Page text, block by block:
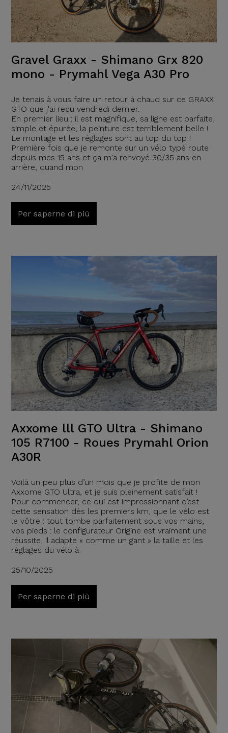
Gravel Graxx - Shimano Grx 820
mono - Prymahl Vega A30 Pro
Je tenais à vous faire un retour à chaud sur ce GRAXX
GTO que j'ai reçu vendredi dernier.
En premier lieu : il est magnifique, sa ligne est parfaite,
simple et épurée, la peinture est terriblement belle !
Le montage et les réglages sont au top du top !
Première fois que je remonte sur un vélo typé route
depuis mes 15 ans et ça m'a renvoyé 30/35 ans en
arrière, quand mon
24/11/2025
Per saperne di più
Axxome lll GTO Ultra - Shimano
105 R7100 - Roues Prymahl Orion
A30R
Voilà un peu plus d’un mois que je profite de mon
Axxome GTO Ultra, et je suis pleinement satisfait !
Pour commencer, ce qui est impressionnant c’est
cette sensation dès les premiers km, que le vélo est
le vôtre : tout tombe parfaitement sous vos mains,
vos pieds : le configurateur Origine est vraiment une
réussite, il adapte « comme un gant » la taille et les
réglages du vélo à
25/10/2025
Per saperne di più